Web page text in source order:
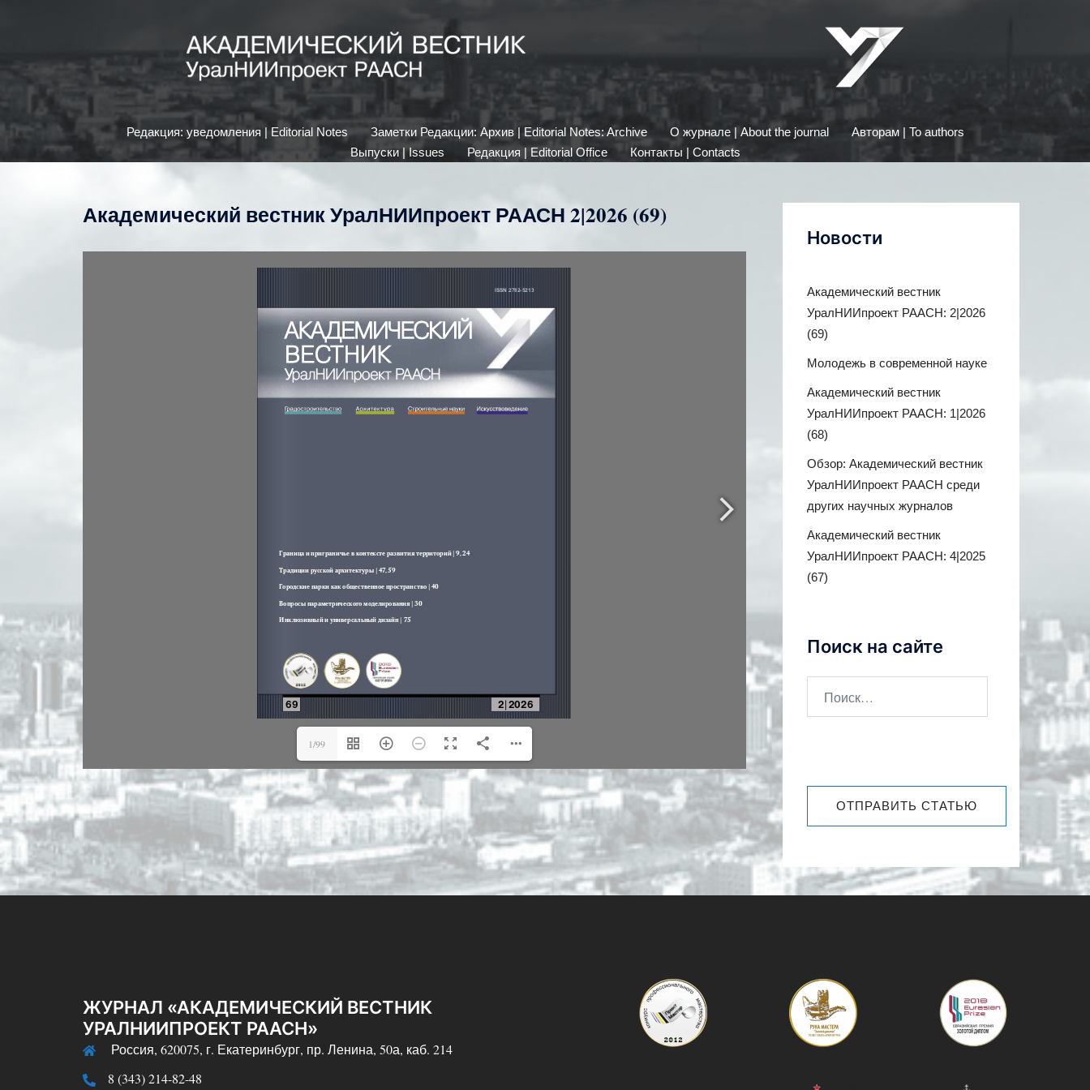
Редакция: уведомления | Editorial Notes Заметки Редакции: Архив | Editorial Notes: Archive О журнале | About the journal
Авторам | To authors
Выпуски | Issues
Редакция | Editorial Office Контакты | Contacts
Академический вестник УралНИИпроект РААСН 2|2026 (69)
1/99
Новости
Академический вестник
УралНИИпроект РААСН: 2|2026
(69)
Молодежь в современной науке
Академический вестник
УралНИИпроект РААСН: 1|2026
(68)
Обзор: Академический вестник
УралНИИпроект РААСН среди
других научных журналов
Академический вестник
УралНИИпроект РААСН: 4|2025
(67)
Поиск на сайте
ОТПРАВИТЬ СТАТЬЮ
ЖУРНАЛ «АКАДЕМИЧЕСКИЙ ВЕСТНИК
УРАЛНИИПРОЕКТ РААСН»
Россия, 620075, г. Екатеринбург, пр. Ленина, 50а, каб. 214
8 (343) 214-82-48